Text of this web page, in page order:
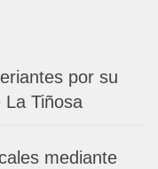
por su
Tiñosa
mediante